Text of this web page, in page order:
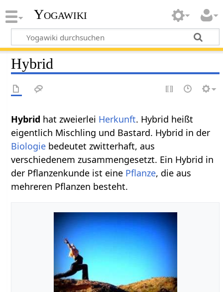
Yogawiki
Hybrid
hat zweierlei Herkunft. Hybrid heißt
eigentlich Mischling und Bastard. Hybrid in der
Biologie bedeutet zwitterhaft, aus
verschiedenem zusammengesetzt. Ein Hybrid in
der Pflanzenkunde ist eine Pflanze, die aus
mehreren Pflanzen besteht.